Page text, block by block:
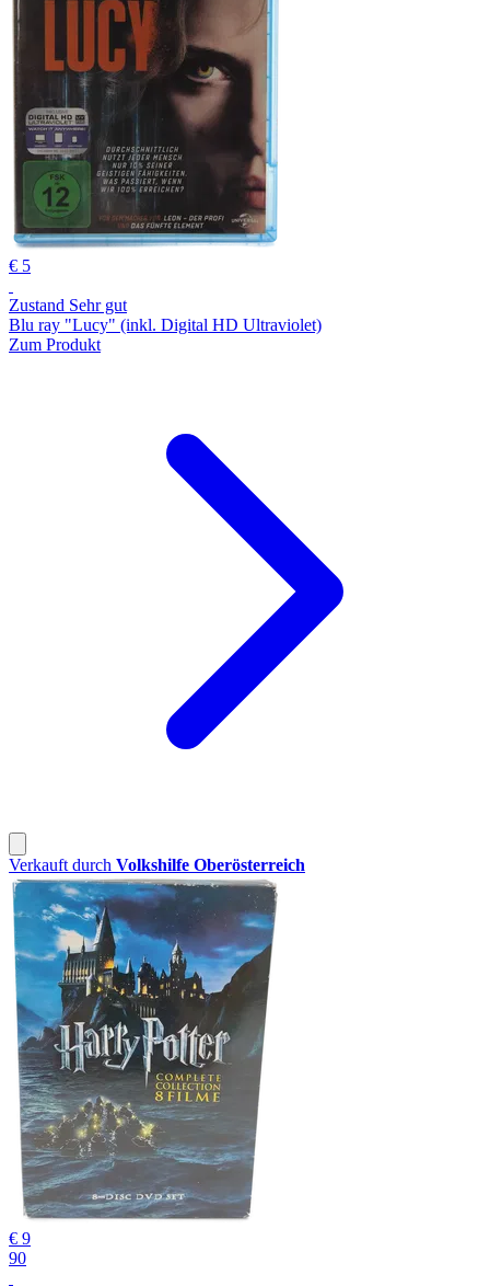
€ 5
Zustand Sehr gut
Blu ray "Lucy" (inkl. Digital HD Ultraviolet)
Zum Produkt
Verkauft durch Volkshilfe Oberösterreich
€ 9
90